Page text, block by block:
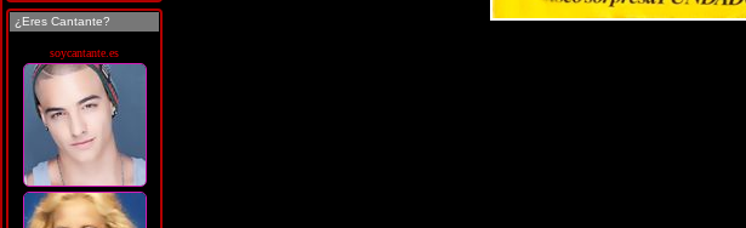
¿Eres Cantante?
soycantante.es